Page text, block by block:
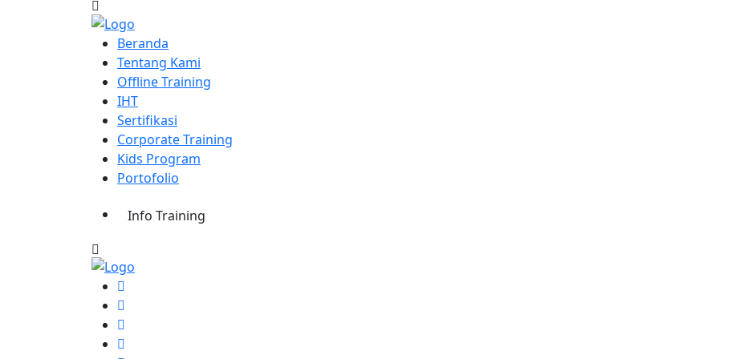
Beranda
Tentang Kami
Offline Training
IHT
Sertifikasi
Corporate Training
Kids Program
Portofolio
Info Training